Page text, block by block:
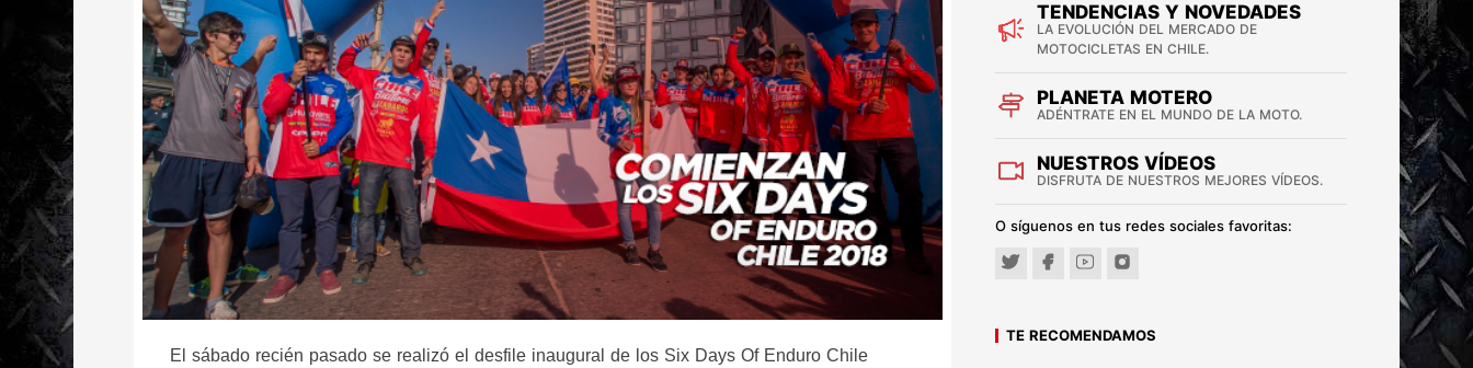
El sábado recién pasado se realizó el desfile inaugural de los Six Days Of Enduro Chile
TENDENCIAS Y NOVEDADES
LA EVOLUCIÓN DEL MERCADO DE
MOTOCICLETAS EN CHILE.
PLANETA MOTERO
ADÉNTRATE EN EL MUNDO DE LA MOTO.
NUESTROS VÍDEOS
DISFRUTA DE NUESTROS MEJORES VÍDEOS.
O síguenos en tus redes sociales favoritas:
TE RECOMENDAMOS